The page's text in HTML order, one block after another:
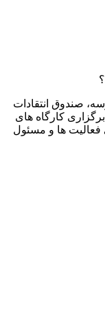
صندوق انتقادات
کارگاه های
ها و مسئول